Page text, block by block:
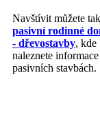
Navštívit můžete
pasivní rodinné
- dřevostavby, kde
naleznete
pasivních stavbách.